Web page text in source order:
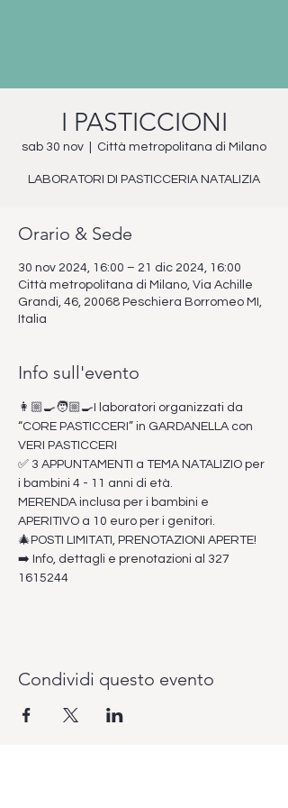
I PASTICCIONI
sab 30 nov Città metropolitana di Milano
LABORATORI DI PASTICCERIA NATALIZIA
Orario & Sede
30 nov 2024, 16:00 – 21 dic 2024, 16:00
Città metropolitana di Milano, Via Achille
Grandi, 46, 20068 Peschiera Borromeo MI,
Italia
Info sull'evento
👩🏼‍🍳🧑🏼‍🍳I laboratori organizzati da
“CORE PASTICCERI” in GARDANELLA con
VERI PASTICCERI
✅ 3 APPUNTAMENTI a TEMA NATALIZIO per
i bambini 4 - 11 anni di età.
MERENDA inclusa per i bambini e
APERITIVO a 10 euro per i genitori.
🎄POSTI LIMITATI, PRENOTAZIONI APERTE!
➡️ Info, dettagli e prenotazioni al 327
1615244
Condividi questo evento